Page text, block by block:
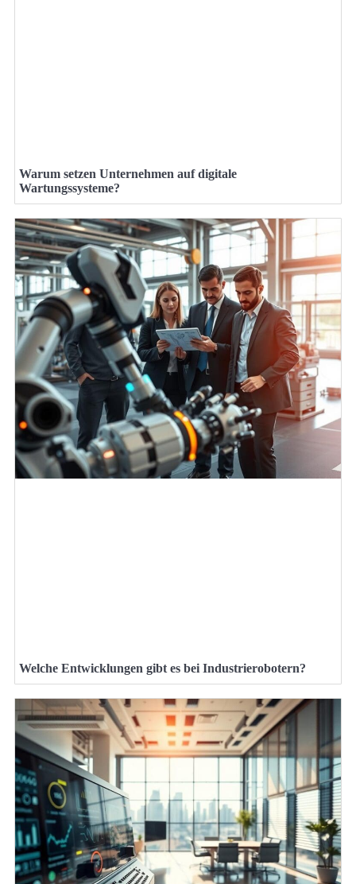
Warum setzen Unternehmen auf digitale
Wartungssysteme?
Welche Entwicklungen gibt es bei Industrierobotern?